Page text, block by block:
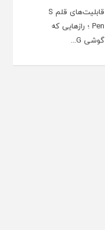
قابلیت‌های قلم S
Pen ؛ رازهایی که
گوشی G...